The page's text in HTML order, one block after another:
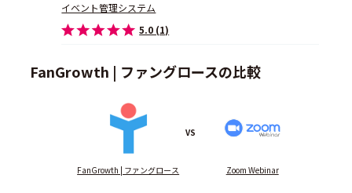
イベント管理システム
5.0 (1)
FanGrowth | ファングロースの比較
FanGrowth | ファングロース
VS
Zoom Webinar